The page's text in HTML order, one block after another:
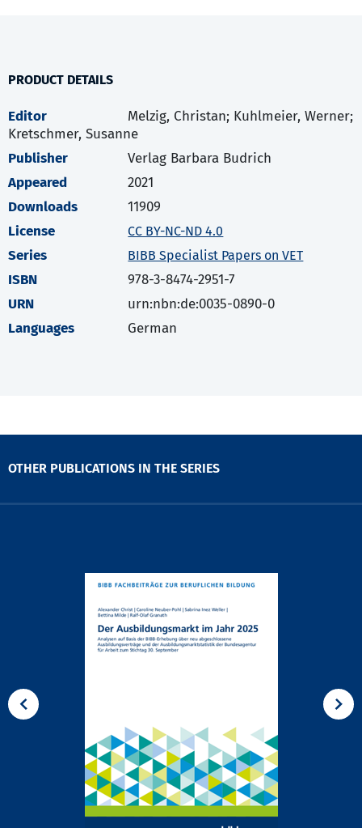
PRODUCT DETAILS
Editor
Melzig, Christan; Kuhlmeier, Werner;
Kretschmer, Susanne
Publisher
Verlag Barbara Budrich
Appeared
2021
Downloads
11909
License
CC BY-NC-ND 4.0
Series BIBB Specialist Papers on VET
ISBN
978-3-8474-2951-7
URN
urn:nbn:de:0035-0890-0
Languages
German
OTHER PUBLICATIONS IN THE SERIES